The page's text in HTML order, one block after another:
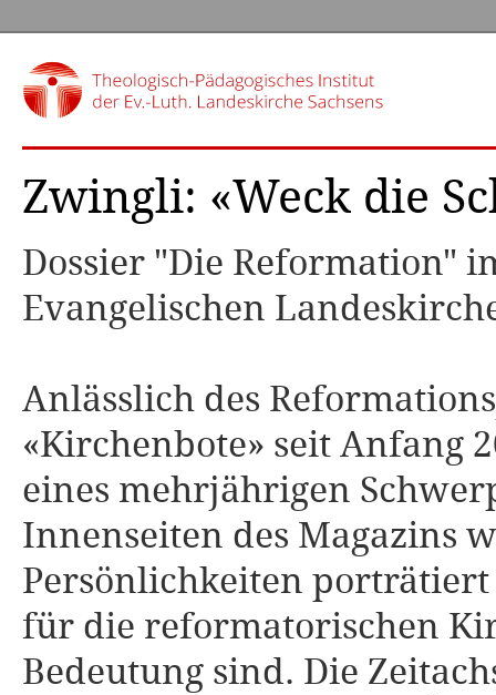
Zwingli: «Weck die
Dossier "Die Reformation"
Evangelischen
Anlässlich des
«Kirchenbote» seit Anfang
eines mehrjährigen
Innenseiten des Magazins
Persönlichkeiten
für die reformatorischen
Bedeutung sind. Die